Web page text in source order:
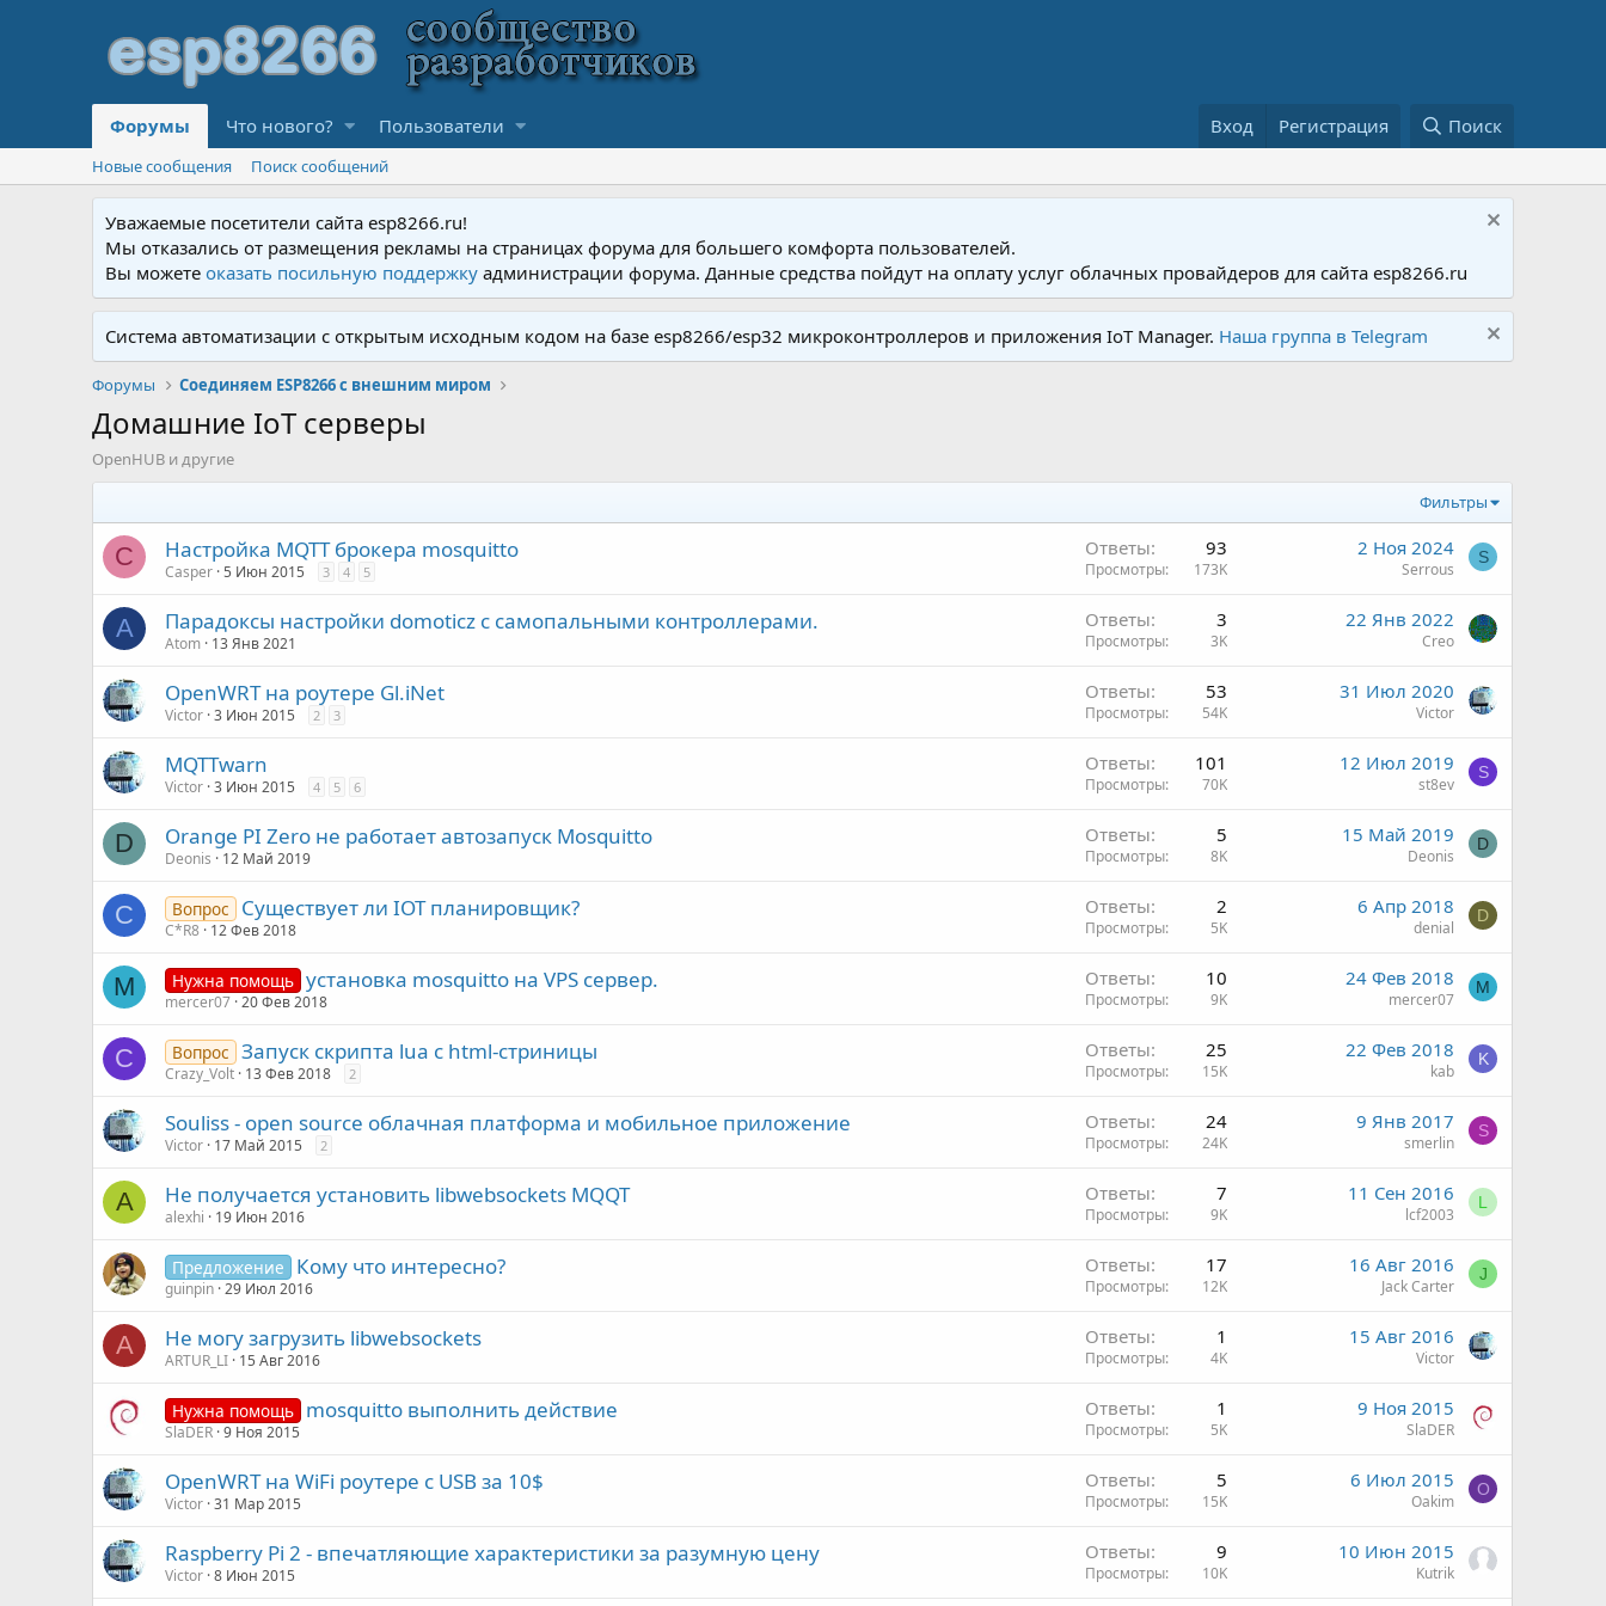
Форумы Что нового? Пользователи Вход Регистрация Поиск
Новые сообщения Поиск сообщений
Уважаемые посетители сайта esp8266.ru!
Мы отказались от размещения рекламы на страницах форума для большего комфорта пользователей.
Вы можетеоказать посильную поддержку администрации форума. Данные средства пойдут на оплату услуг облачных провайдеров для сайта esp8266.ru
Система автоматизации с открытым исходным кодом на базе esp8266/esp32 микроконтроллеров и приложения IoT Manager. Наша группа в Telegram
Форумы Соединяем ESP8266 с внешним миром
Домашние IoT серверы
OpenHUB и другие
Фильтры
C Настройка MQTT брокера mosquitto
Casper 5 Июн 2015 3 4 5
Ответы 93
Просмотры 173K
2 Ноя 2024
Serrous
S
A Парадоксы настройки domoticz с самопальными контроллерами.
Atom 13 Янв 2021
Ответы 3
Просмотры 3K
22 Янв 2022
Creo
OpenWRT на роутере Gl.iNet
Victor 3 Июн 2015 2 3
Ответы 53
Просмотры 54K
31 Июл 2020
Victor
MQTTwarn
Victor 3 Июн 2015 4 5 6
Ответы 101
Просмотры 70K
12 Июл 2019
st8ev
S
D Orange PI Zero не работает автозапуск Mosquitto
Deonis 12 Май 2019
Ответы 5
Просмотры 8K
15 Май 2019
Deonis
D
C Вопрос Существует ли IOT планировщик?
C*R8 12 Фев 2018
Ответы 2
Просмотры 5K
6 Апр 2018
denial
D
M Нужна помощь установка mosquitto на VPS сервер.
mercer07 20 Фев 2018
Ответы 10
Просмотры 9K
24 Фев 2018
mercer07
M
C Вопрос Запуск скрипта lua с html-стриницы
Crazy_Volt 13 Фев 2018 2
Ответы 25
Просмотры 15K
22 Фев 2018
kab
K
Souliss - open source облачная платформа и мобильное приложение
Victor 17 Май 2015 2
Ответы 24
Просмотры 24K
9 Янв 2017
smerlin
S
A Не получается установить libwebsockets MQQT
alexhi 19 Июн 2016
Ответы 7
Просмотры 9K
11 Сен 2016
lcf2003
L
Предложение Кому что интересно?
guinpin 29 Июл 2016
Ответы 17
Просмотры 12K
16 Авг 2016
Jack Carter
J
A Не могу загрузить libwebsockets
ARTUR_LI 15 Авг 2016
Ответы 1
Просмотры 4K
15 Авг 2016
Victor
Нужна помощь mosquitto выполнить действие
SlaDER 9 Ноя 2015
Ответы 1
Просмотры 5K
9 Ноя 2015
SlaDER
OpenWRT на WiFi роутере с USB за 10$
Victor 31 Мар 2015
Ответы 5
Просмотры 15K
6 Июл 2015
Oakim
O
Raspberry Pi 2 - впечатляющие характеристики за разумную цену
Victor 8 Июн 2015
Ответы 9
Просмотры 10K
10 Июн 2015
Kutrik